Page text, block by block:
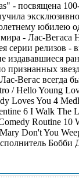
- посвящена
юбилею
- Лас-Вегаса
серии релизов -
издававшиеся
признанных
Вегас всегда
/ Hello Young
Loves You 4
6 I Walk The
Routine 10
Don't You
Бобби